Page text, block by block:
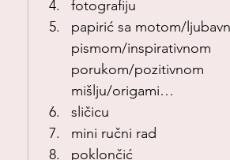
fotografiju
papirić sa motom/
pismom/inspirativnom
porukom/pozitivnom
mišlju/origami…
sličicu
mini ručni rad
poklončić